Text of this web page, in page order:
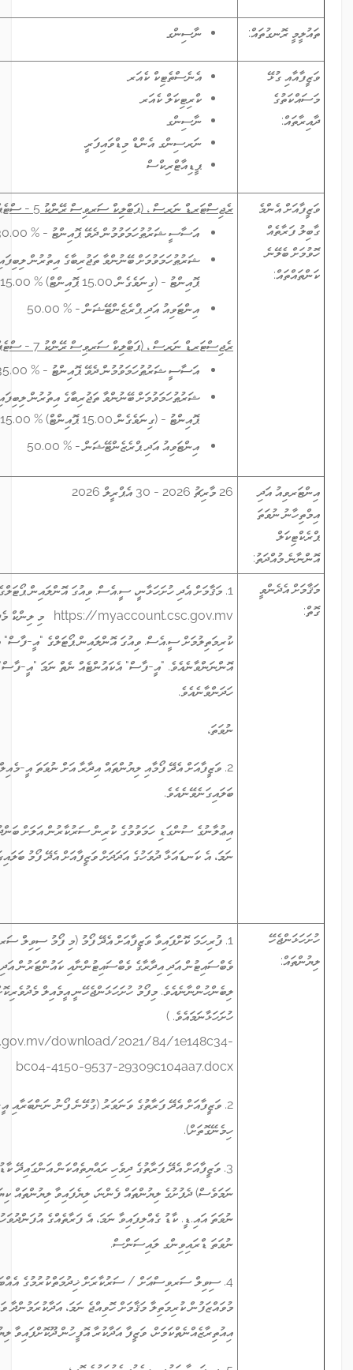
ނާސިންގ
އެނެސްތެޓިކް ކެއަރ
ކްރިޓިކަލް ކެއަރ
ނާސިންގ
ނަރސިންގ އެންޑް މިޑްވައިފަރީ
ރެޖިސްޓަރޑް ނަރސް ، (ޕަބްލިކް ސަރވިސް ރޭންކު 5 - ސްޓެޕް 1)
އަސާސީ ޝަރުޠުހަމަވުމުން ދެވޭ ޕޮއިންޓު -% 30.00
ޝަރުޠުހަމަވުމަށް ބޭނުންވާ ތަޖުރިބާގެ އިތުރުން ލިބިފައިވާ ތަޖުރިބާއަށް ދެވޭ
ޕޮއިންޓު - (ގިނަވެގެން 15.00 ޕޮއިންޓް)
% 15.00
އިންޓަވިއު އަދި ޕްރެޒެންޓޭޝަން -% 50.00
ރެޖިސްޓަރޑް ނަރސް ، (ޕަބްލިކް ސަރވިސް ރޭންކު 7 - ސްޓެޕް 1)
އަސާސީ ޝަރުޠުހަމަވުމުން ދެވޭ ޕޮއިންޓު -% 35.00
ޝަރުޠުހަމަވުމަށް ބޭނުންވާ ތަޖުރިބާގެ އިތުރުން ލިބިފައިވާ ތަޖުރިބާއަށް ދެވޭ
% 15.00
އިންޓަވިއު އަދި ޕްރެޒެންޓޭޝަން -% 50.00
1. މަޤާމަށް އެދި ހުށަހަޅާނީ، ސީ.އެސް. ވިއުގަ އޮންލައިން ޕޯޓަލްގެ
https://myaccount.csc.gov.mv މި ލިންކް މެދުވެރިކޮށެވެ. މި މަޤާމަށް
ކުރިމަތިލުމަށް ސީ.އެސް. ވިއުގަ އޮންލައިން ޕޯޓަލްގެ "އީ-ފާސް" އެކައުންޓެއް
އޮންނަންވާނެއެވެ. "އީ-ފާސް" އެކައުންޓެއް ނެތް ނަމަ "އީ-ފާސް" އެކައުންޓެއް
2. ވަޒީފާއަށް އެދޭ ފޯމާއި ލިޔުންތައް އިދާރާ އަށް ނުވަތަ އީ-މެއިލް މެދުވެރިކޮށް ވެސް
އިޢުލާނުގެ ސުންގަޑި ހަމަވުމުގެ ކުރިން ސަރުކާރުން އަލަށް ބަންދު ދުވަހެއް ކަނޑައަޅައިފި
ނަމަ، އެ ކަނޑައަޅާ ދުވަހުގެ އަދަދަށް ވަޒީފާއަށް އެދޭ ފޯމު ބަލައިގަނެވޭނެއެވެ.
1. ފުރިހަމަ ކޮށްފައިވާ ވަޒީފާއަށް އެދޭ ފޯމު (މި ފޯމު ސިވިލް ސަރވިސް ކޮމިޝަނުގެ
ވެބްސައިޓުން އަދި އިދާރާގެ ވެބްސައިޓުންނާއި ކައުންޓަރުން އަދި ތިރީގައިވާ ލިންކުން
ލިބެންހުންނާނެއެވެ. މިފޯމު ހުށަހަޅަންޖެހޭނީ އީމެއިލް މެދުވެރިކޮށް ނުވަތަ ހާޑު ކޮޕީ
https://www.csc.gov.mv/download/2021/84/1e148c34-
bc04-4150-9537-29309c104aa7.docx
2. ވަޒީފާއަށް އެދޭ ފަރާތުގެ ވަނަވަރު (ގުޅޭނެ ފޯނު ނަންބަރާއި އީ-މެއިލް އެޑްރެސް
3. ވަޒީފާއަށް އެދޭ ފަރާތުގެ ދިވެހި ރައްޔިތެއްކަން އަންގައިދޭ ކާޑުގެ (މުއްދަތުހަމަވެފައިވީ
ނަމަވެސް) ދެފުށުގެ ލިޔުންތައް ފެންނަ، ލިޔެފައިވާ ލިޔުންތައް ކިޔަން އެނގޭ ފަދަ ކޮޕީއެއް.
ނުވަތަ އައި.ޑީ. ކާޑު ގެއްލިފައިވާ ނަމަ، އެ ފަރާތެއްގެ އުފަންދުވަހުގެ ސެޓްފިކެޓު، ޕާސްޕޯޓް
ނުވަތަ ޑްރައިވިންގ ލައިސަންސް.
4. ސިވިލް ސަރވިސްއަށް / ސަރުކާރަށް ޚިދުމަތްކުރުމުގެ އެއްބަސްވުމެއް އޮތް
މުވައްޒަފުން ކުރިމަތިލާ މަޤާމަށް ހޮވިއްޖެ ނަމަ، އަދާކުރަމުންދާ ވަޒީފާއިން ވީއްލުމާމެދު
އިއުތިރާޒެއްނެތްކަމަށް، ވަޒީފާ އަދާކުރާ އޮފީހުން ދޫކޮށްފައިވާ ލިޔުން.